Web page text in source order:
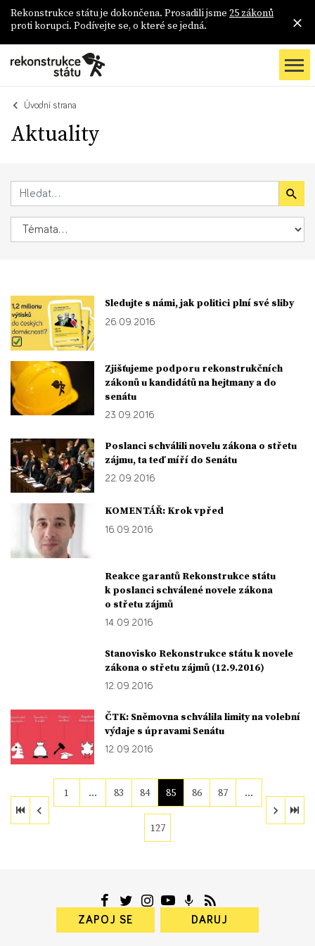
Rekonstrukce státu je dokončena. Prosadili jsme 25 zákonů
proti korupci. Podívejte se, o které se jedná.
Úvodní strana
Aktuality
Sledujte s námi, jak politici plní své sliby
26. 09. 2016
Zjišťujeme podporu rekonstrukčních
zákonů u kandidátů na hejtmany a do
senátu
23. 09. 2016
Poslanci schválili novelu zákona o střetu
zájmu, ta teď míří do Senátu
22. 09. 2016
KOMENTÁŘ: Krok vpřed
16. 09. 2016
Reakce garantů Rekonstrukce státu
k poslanci schválené novele zákona
o střetu zájmů
14. 09. 2016
Stanovisko Rekonstrukce státu k novele
zákona o střetu zájmů (12.9.2016)
12. 09. 2016
ČTK: Sněmovna schválila limity na volební
výdaje s úpravami Senátu
12. 09. 2016
1 … 83 84 85 86 87 …
127
ZAPOJ SE DARUJ